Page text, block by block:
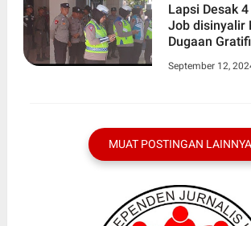
Lapsi Desak 4
Job disinyalir
Dugaan
Minta di Usut
September 12,
MUAT POSTINGAN LAINNYA